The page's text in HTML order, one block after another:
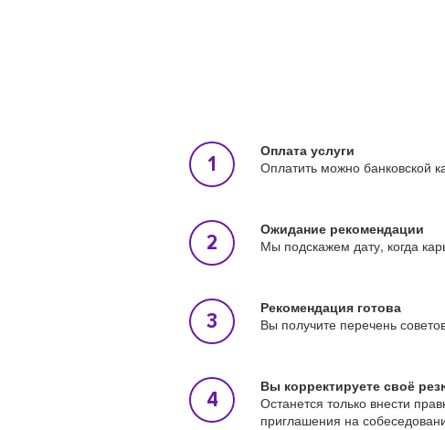
Оплата услуги
Оплатить можно банковской
Ожидание рекомендации
Мы подскажем дату, когда
Рекомендация готова
Вы получите перечень
Вы корректируете своё
Останется только внести
приглашения на